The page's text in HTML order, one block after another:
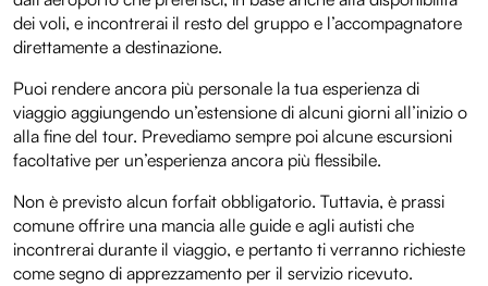
dei voli, e incontrerai il resto del gruppo e l’accompagnatore
direttamente a destinazione.
Puoi rendere ancora più personale la tua esperienza di
viaggio aggiungendo un’estensione di alcuni giorni all’inizio o
alla fine del tour. Prevediamo sempre poi alcune escursioni
facoltative per un’esperienza ancora più flessibile.
Non è previsto alcun forfait obbligatorio. Tuttavia, è prassi
comune offrire una mancia alle guide e agli autisti che
incontrerai durante il viaggio, e pertanto ti verranno richieste
come segno di apprezzamento per il servizio ricevuto.